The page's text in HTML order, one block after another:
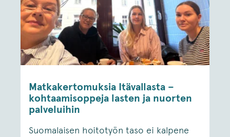
Matkakertomuksia Itävallasta –
kohtaamisoppeja lasten ja nuorten
palveluihin
Suomalaisen hoitotyön taso ei kalpene